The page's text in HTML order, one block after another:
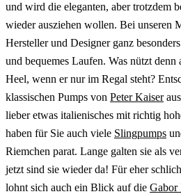
und wird die eleganten, aber trotzdem
wieder ausziehen wollen. Bei unseren
Hersteller und Designer ganz
und bequemes Laufen. Was nützt
Heel, wenn er nur im Regal steht?
klassischen Pumps von Peter Kaiser
lieber etwas italienisches mit richtig
haben für Sie auch viele Slingpumps
Riemchen parat. Lange galten sie als
jetzt sind sie wieder da! Für eher
lohnt sich auch ein Blick auf die Gabor